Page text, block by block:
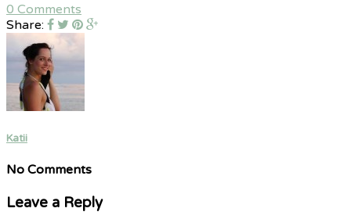
0 Comments
Share:
Katii
No Comments
Leave a Reply